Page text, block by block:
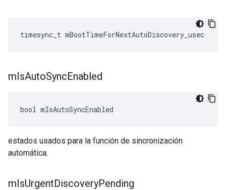
timesync_t mBootTimeForNextAutoDiscovery_usec
mIsAutoSyncEnabled
bool mIsAutoSyncEnabled
estados usados para la función de sincronización
automática.
mIsUrgentDiscoveryPending